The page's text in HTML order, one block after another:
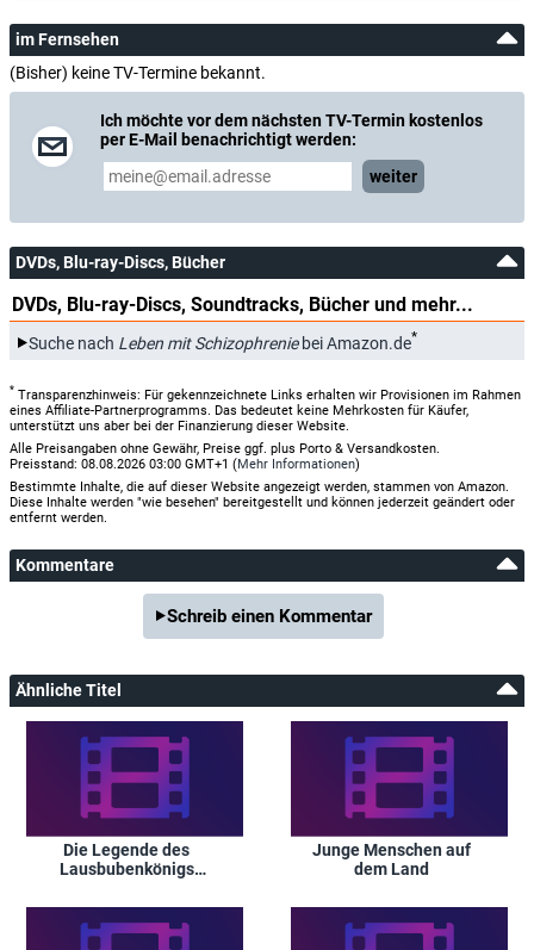
im Fernsehen
(Bisher) keine TV-Termine bekannt.
Ich möchte vor dem nächsten TV-Termin kostenlos
per E-Mail benachrichtigt werden:
weiter
DVDs, Blu-ray-Discs, Bücher
DVDs, Blu-ray-Discs, Soundtracks, Bücher und mehr...
Suche nach Leben mit Schizophreniebei Amazon.de*
* Transparenzhinweis: Für gekennzeichnete Links erhalten wir Provisionen im Rahmen
eines Affiliate-Partnerprogramms. Das bedeutet keine Mehrkosten für Käufer,
unterstützt uns aber bei der Finanzierung dieser Website.
Alle Preisangaben ohne Gewähr, Preise ggf. plus Porto & Versandkosten.
Preisstand: 08.08.2026 03:00 GMT+1 (Mehr Informationen)
Bestimmte Inhalte, die auf dieser Website angezeigt werden, stammen von Amazon.
Diese Inhalte werden "wie besehen" bereitgestellt und können jederzeit geändert oder
entfernt werden.
Kommentare
Schreib einen Kommentar
Ähnliche Titel
Die Legende des
Lausbubenkönigs
Junge Menschen auf
dem Land